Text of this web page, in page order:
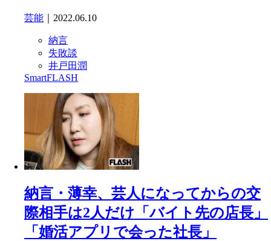
芸能 ｜2022.06.10
納言
失敗談
井戸田潤
SmartFLASH
納言・薄幸、芸人になってからの交
際相手は2人だけ「バイト先の店長」
「婚活アプリで会った社長」